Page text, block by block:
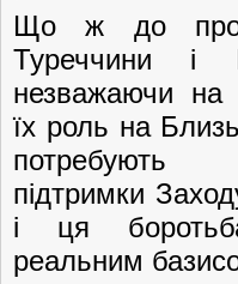
Що ж до
Туреччини і
незважаючи на
їх роль на
потребують
підтримки
і ця
реальним